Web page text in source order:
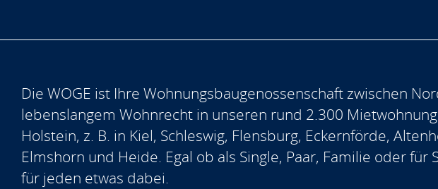
Die WOGE ist Ihre Wohnungsbaugenossenschaft zwischen
lebenslangem Wohnrecht in unseren rund 2.300
Holstein, z. B. in Kiel, Schleswig, Flensburg, Eckernförde,
Elmshorn und Heide. Egal ob als Single, Paar, Familie oder
für jeden etwas dabei.